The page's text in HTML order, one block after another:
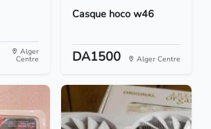
Alger
Centre
Casque hoco w46
DA1500 Alger Centre